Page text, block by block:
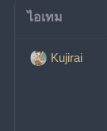
ไอเทม
Kujirai